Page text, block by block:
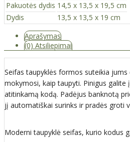
Pakuotės dydis 14,5 x 13,5 x 19,5 cm
Dydis
13,5 x 13,5 x 19 cm
Aprašymas
(0) Atsiliepimai
Seifas taupyklės formos suteikia
mokymosi, kaip taupyti. Pinigus
atitinkamą kodą. Padėjus banknotą
jį automatiškai surinks ir pradės groti
Moderni taupyklė seifas, kurio kodus